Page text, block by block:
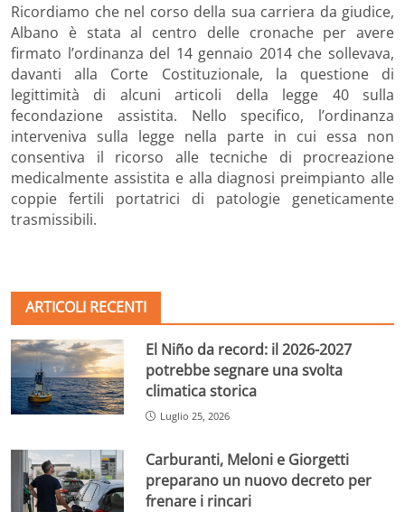
Ricordiamo che nel corso della sua carriera da giudice,
Albano è stata al centro delle cronache per avere
firmato l’ordinanza del 14 gennaio 2014 che sollevava,
davanti alla Corte Costituzionale, la questione di
legittimità di alcuni articoli della legge 40 sulla
fecondazione assistita. Nello specifico, l’ordinanza
interveniva sulla legge nella parte in cui essa non
consentiva il ricorso alle tecniche di procreazione
medicalmente assistita e alla diagnosi preimpianto alle
coppie fertili portatrici di patologie geneticamente
trasmissibili.
ARTICOLI RECENTI
El Niño da record: il 2026-2027
potrebbe segnare una svolta
climatica storica
Luglio 25, 2026
Carburanti, Meloni e Giorgetti
preparano un nuovo decreto per
frenare i rincari